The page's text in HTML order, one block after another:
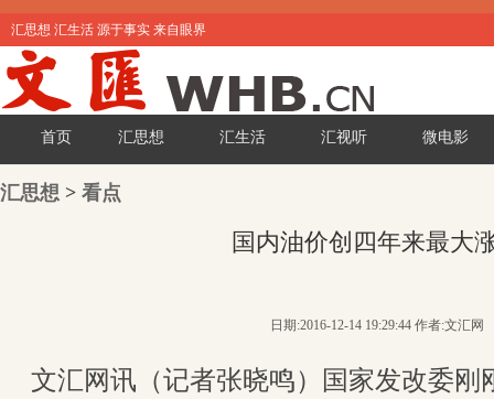
汇思想 汇生活 源于事实 来自眼界
首页 汇思想 汇生活 汇视听 微电影
汇思想 > 看点
国内油价创四年来最大
日期:2016-12-14 19:29:44 作者:文汇网
文汇网讯（记者张晓鸣）国家发改委刚